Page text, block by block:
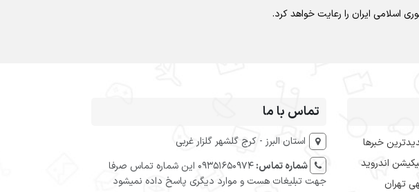
خبرها
اندروید
تهران
تماس با ما
استان البرز - کرج گلشهر گلزار غربی
شماره تماس:
09351650974 این شماره تماس صرفا
جهت تبلیغات هست و موارد دیگری پاسخ داده نمیشود